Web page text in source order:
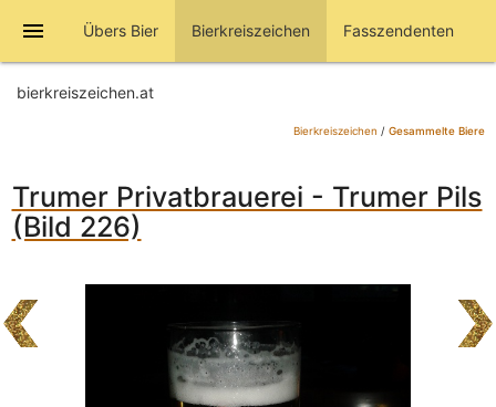
menu Übers Bier Bierkreiszeichen Fasszendenten
bierkreiszeichen.at
Bierkreiszeichen / Gesammelte Biere
Trumer Privatbrauerei - Trumer Pils
(Bild 226)